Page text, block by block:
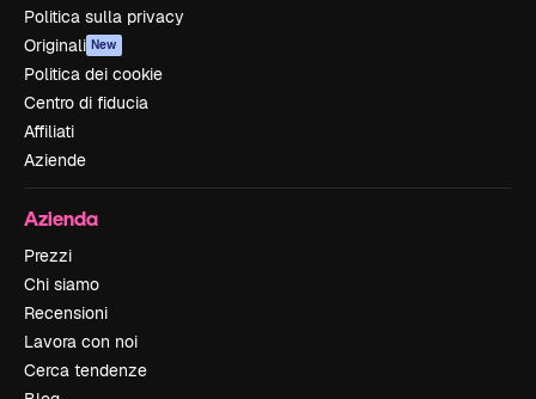
Politica sulla privacy
Originali New
Politica dei cookie
Centro di fiducia
Affiliati
Aziende
Azienda
Prezzi
Chi siamo
Recensioni
Lavora con noi
Cerca tendenze